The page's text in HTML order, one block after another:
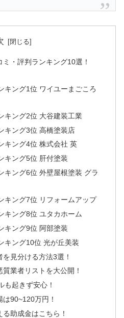
・評判ランキング10選！
キング1位 ワイユーまごころ
キング2位 大谷建装工業
キング3位 高橋塗装店
キング4位 株式会社 英
キング5位 肝付塗装
キング6位 外壁屋根塗装 グラ
キング7位 リフォームアップ
キング8位 ユタカホーム
キング9位 阿部塗装
キング10位 光が丘美装
を見分ける方法3選！
質業者リストを大公開！
も起きず安心！
は90~120万円！
る助成金はこちら！